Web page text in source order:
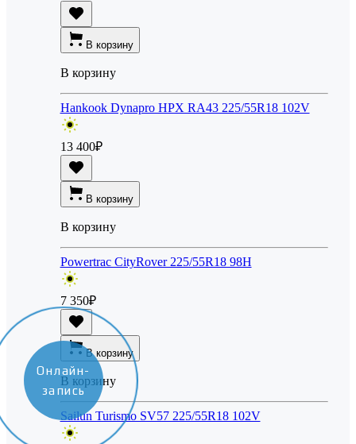
В корзину
В корзину
Hankook Dynapro HPX RA43 225/55R18 102V
13 400₽
В корзину
В корзину
Powertrac CityRover 225/55R18 98H
7 350₽
В корзину
В корзину
Sailun Turismo SV57 225/55R18 102V
Онлайн-
запись